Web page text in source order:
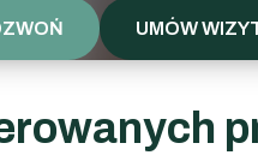
UMÓW